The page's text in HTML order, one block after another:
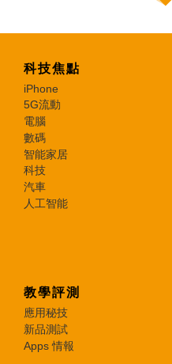
科技焦點
iPhone
5G流動
電腦
數碼
智能家居
科技
汽車
人工智能
教學評測
應用秘技
新品測試
Apps 情報